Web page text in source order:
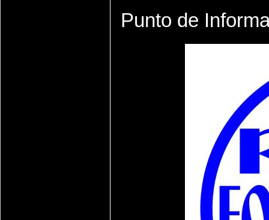
Punto de